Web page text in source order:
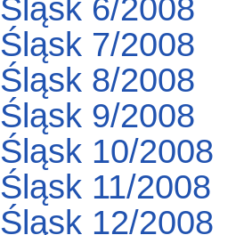
Śląsk 6/2008
Śląsk 7/2008
Śląsk 8/2008
Śląsk 9/2008
Śląsk 10/2008
Śląsk 11/2008
Śląsk 12/2008